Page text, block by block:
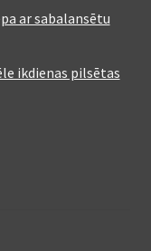
ar sabalansētu
ikdienas pilsētas